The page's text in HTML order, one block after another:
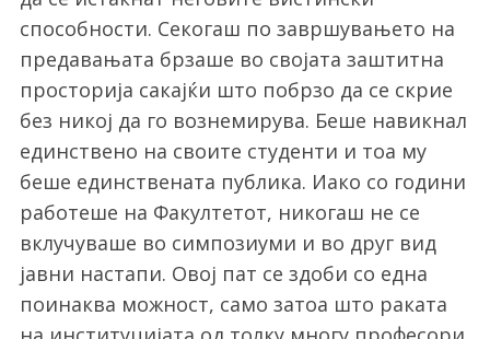
способности. Секогаш по завршувањето на
предавањата брзаше во својата заштитна
просторија сакајќи што побрзо да се скрие
без никој да го вознемирува. Беше навикнал
единствено на своите студенти и тоа му
беше единствената публика. Иако со години
работеше на Факултетот, никогаш не се
вклучуваше во симпозиуми и во друг вид
јавни настапи. Овој пат се здоби со една
поинаква можност, само затоа што раката